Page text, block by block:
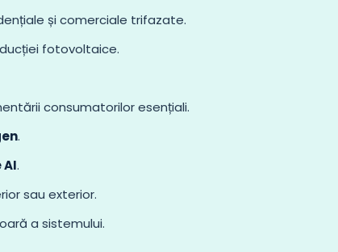
și comerciale trifazate.
fotovoltaice.
consumatorilor esențiali.
.
.
sau exterior.
a sistemului.